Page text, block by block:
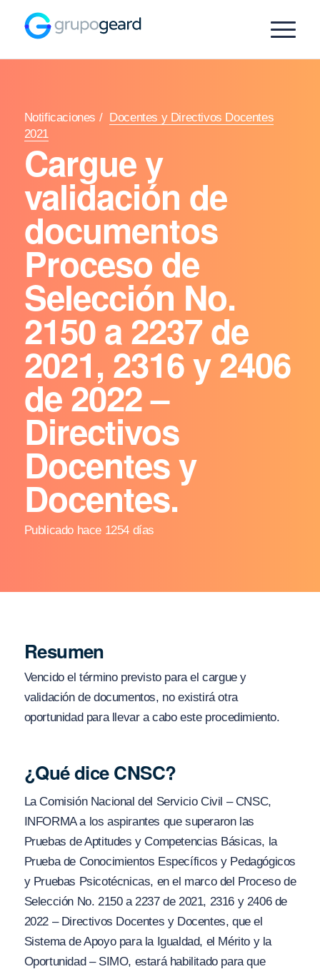
Notificaciones / Docentes y Directivos Docentes
2021
Cargue y
validación de
documentos
Proceso de
Selección No.
2150 a 2237 de
2021, 2316 y 2406
de 2022 –
Directivos
Docentes y
Docentes.
Publicado hace 1254 días
Resumen
Vencido el término previsto para el cargue y
validación de documentos, no existirá otra
oportunidad para llevar a cabo este procedimiento.
¿Qué dice CNSC?
La Comisión Nacional del Servicio Civil – CNSC,
INFORMA a los aspirantes que superaron las
Pruebas de Aptitudes y Competencias Básicas, la
Prueba de Conocimientos Específicos y Pedagógicos
y Pruebas Psicotécnicas, en el marco del Proceso de
Selección No. 2150 a 2237 de 2021, 2316 y 2406 de
2022 – Directivos Docentes y Docentes, que el
Sistema de Apoyo para la Igualdad, el Mérito y la
Oportunidad – SIMO, estará habilitado para que